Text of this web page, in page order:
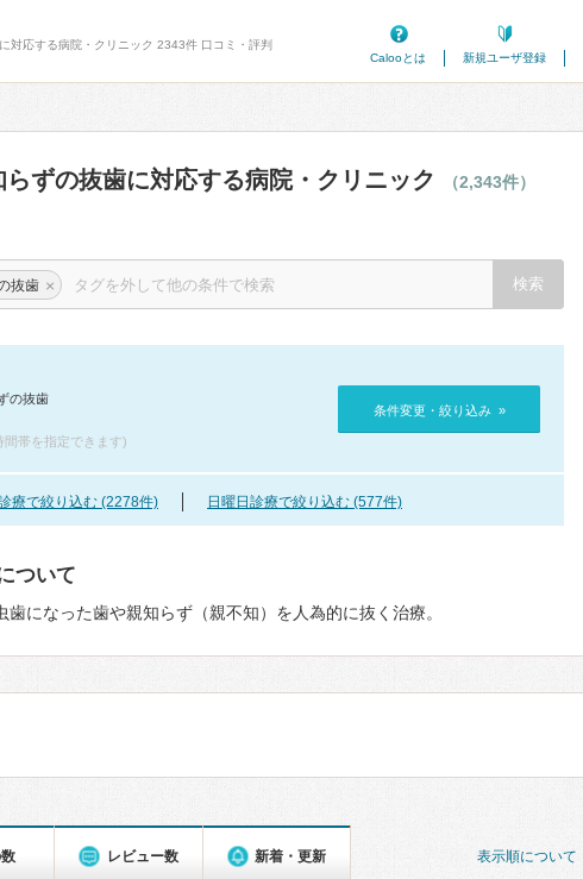
対応する病院・クリニック 2343件 口コミ・評判
Calooとは
新規ユーザ登録
ずの抜歯に対応する病院・クリニック （2,343件）
抜歯 ×
の抜歯
間帯を指定できます)
条件変更・絞り込み »
療で絞り込む (2278件) 日曜日診療で絞り込む (577件)
ついて
になった歯や親知らず（親不知）を人為的に抜く治療。
表示順について
レビュー数 新着・更新